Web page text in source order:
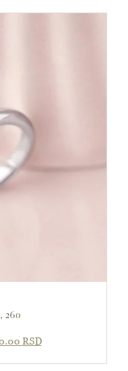
260
cena je bila: 63,000.00
RSD
cena je: 58,000.00 RSD.